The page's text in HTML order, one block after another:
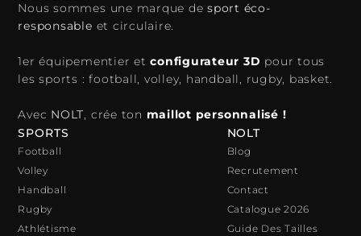
Nous sommes une marque desport éco-
responsable et circulaire.
1er équipementier etconfigurateur 3D pour tous
les sports : football, volley, handball, rugby, basket.
Avec NOLT, crée ton maillot personnalisé !
SPORTS
Football
Volley
Handball
Rugby
Athlétisme
NOLT
Blog
Recrutement
Contact
Catalogue 2026
Guide Des Tailles